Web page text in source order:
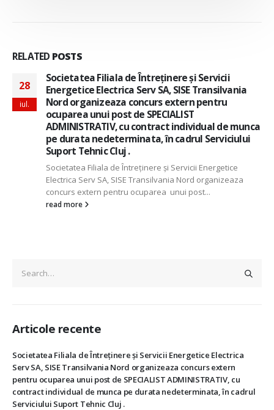
RELATED POSTS
28
iul.
Societatea Filiala de Întreţinere şi Servicii
Energetice Electrica Serv SA, SISE Transilvania
Nord organizeaza concurs extern pentru
ocuparea unui post de SPECIALIST
ADMINISTRATIV, cu contract individual de munca
pe durata nedeterminata, în cadrul Serviciului
Suport Tehnic Cluj .
Societatea Filiala de Întreţinere şi Servicii Energetice
Electrica Serv SA, SISE Transilvania Nord organizeaza
concurs extern pentru ocuparea unui post...
read more
Articole recente
Societatea Filiala de Întreţinere şi Servicii Energetice Electrica
Serv SA, SISE Transilvania Nord organizeaza concurs extern
pentru ocuparea unui post de SPECIALIST ADMINISTRATIV, cu
contract individual de munca pe durata nedeterminata, în cadrul
Serviciului Suport Tehnic Cluj .